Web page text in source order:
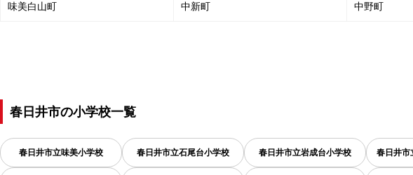
味美白山町 中新町 中野町
春日井市の小学校一覧
春日井市立味美小学校 春日井市立石尾台小学校 春日井市立岩成台小学校 春日井市